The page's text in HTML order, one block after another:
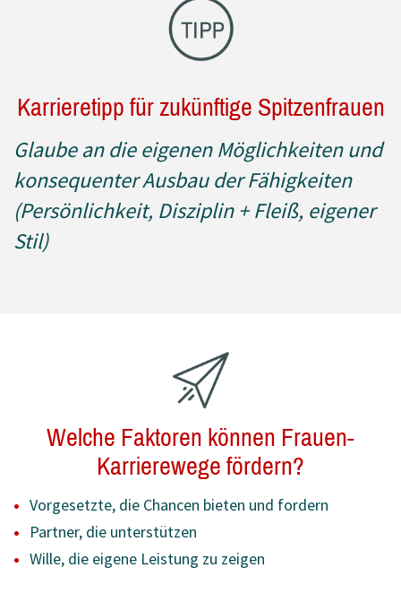
Karrieretipp für zukünftige Spitzenfrauen
Glaube an die eigenen Möglichkeiten und
konsequenter Ausbau der Fähigkeiten
(Persönlichkeit, Disziplin + Fleiß, eigener
Stil)
Welche Faktoren können Frauen-
Karrierewege fördern?
Vorgesetzte, die Chancen bieten und fordern
Partner, die unterstützen
Wille, die eigene Leistung zu zeigen